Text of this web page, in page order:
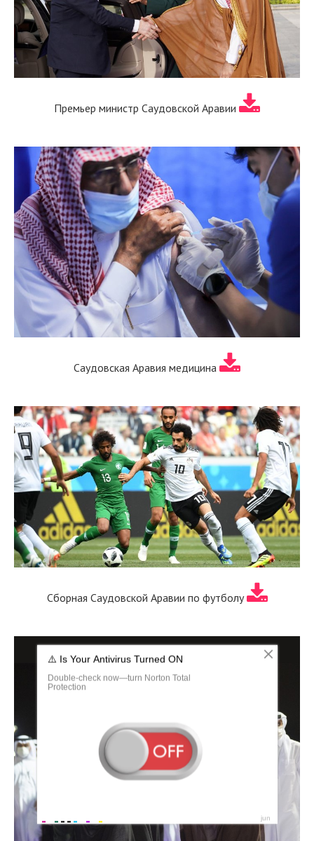
Премьер министр Саудовской Аравии
Саудовская Аравия медицина
Сборная Саудовской Аравии по футболу